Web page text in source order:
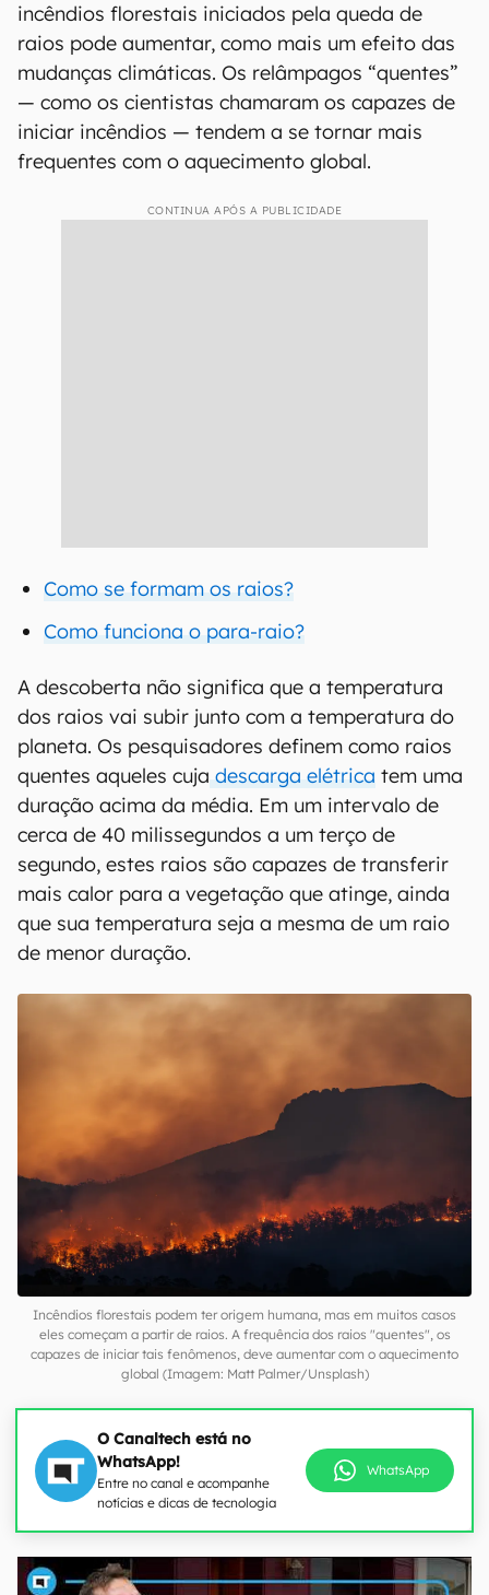
incêndios florestais iniciados pela queda de
raios pode aumentar, como mais um efeito das
mudanças climáticas. Os relâmpagos “quentes”
— como os cientistas chamaram os capazes de
iniciar incêndios — tendem a se tornar mais
frequentes com o aquecimento global.
CONTINUA APÓS A PUBLICIDADE
Como se formam os raios?
Como funciona o para-raio?
A descoberta não significa que a temperatura
dos raios vai subir junto com a temperatura do
planeta. Os pesquisadores definem como raios
quentes aqueles cuja descarga elétrica tem uma
duração acima da média. Em um intervalo de
cerca de 40 milissegundos a um terço de
segundo, estes raios são capazes de transferir
mais calor para a vegetação que atinge, ainda
que sua temperatura seja a mesma de um raio
de menor duração.
Incêndios florestais podem ter origem humana, mas em muitos casos
eles começam a partir de raios. A frequência dos raios "quentes", os
capazes de iniciar tais fenômenos, deve aumentar com o aquecimento
global (Imagem: Matt Palmer/Unsplash)
O Canaltech está no
WhatsApp!
Entre no canal e acompanhe
notícias e dicas de tecnologia
WhatsApp